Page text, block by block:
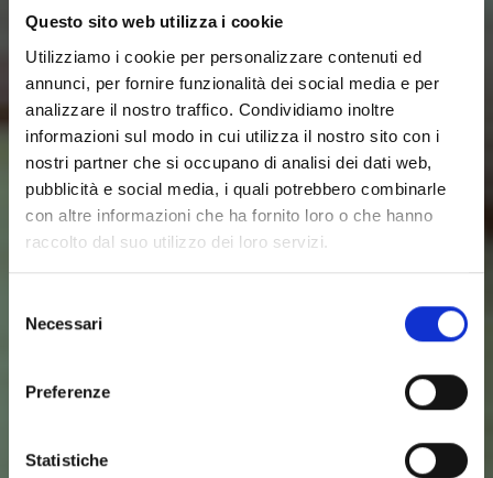
Questo sito web utilizza i cookie
Utilizziamo i cookie per personalizzare contenuti ed
annunci, per fornire funzionalità dei social media e per
analizzare il nostro traffico. Condividiamo inoltre
informazioni sul modo in cui utilizza il nostro sito con i
nostri partner che si occupano di analisi dei dati web,
pubblicità e social media, i quali potrebbero combinarle
con altre informazioni che ha fornito loro o che hanno
raccolto dal suo utilizzo dei loro servizi.
delNecessari
Preferenze
Statistiche